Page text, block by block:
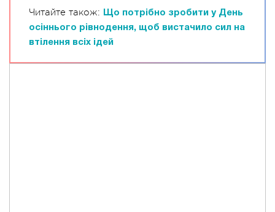
Читайте також:
Що потрібно зробити у День
осіннього рівнодення, щоб вистачило сил на
втілення всіх ідей